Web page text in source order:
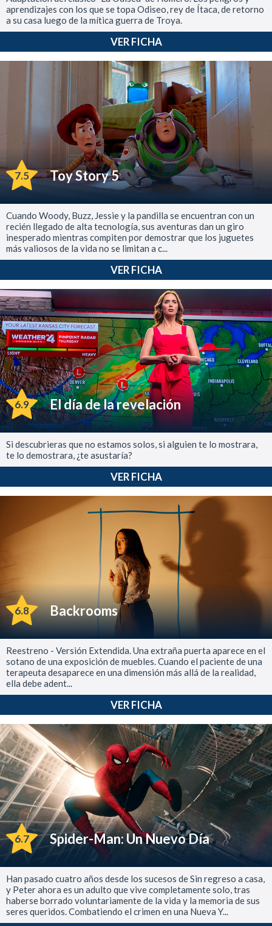
aprendizajes con los que se topa Odiseo, rey de Ítaca, de retorno
a su casa luego de la mítica guerra de Troya.
VER FICHA
7.5 Toy Story 5
Cuando Woody, Buzz, Jessie y la pandilla se encuentran con un
recién llegado de alta tecnología, sus aventuras dan un giro
inesperado mientras compiten por demostrar que los juguetes
más valiosos de la vida no se limitan a c...
VER FICHA
6.9 El día de la revelación
Si descubrieras que no estamos solos, si alguien te lo mostrara,
te lo demostrara, ¿te asustaría?
VER FICHA
6.8 Backrooms
Reestreno - Versión Extendida. Una extraña puerta aparece en el
sotano de una exposición de muebles. Cuando el paciente de una
terapeuta desaparece en una dimensión más allá de la realidad,
ella debe adent...
VER FICHA
6.7 Spider-Man: Un Nuevo Día
Han pasado cuatro años desde los sucesos de Sin regreso a casa,
y Peter ahora es un adulto que vive completamente solo, tras
haberse borrado voluntariamente de la vida y la memoria de sus
seres queridos. Combatiendo el crimen en una Nueva Y...